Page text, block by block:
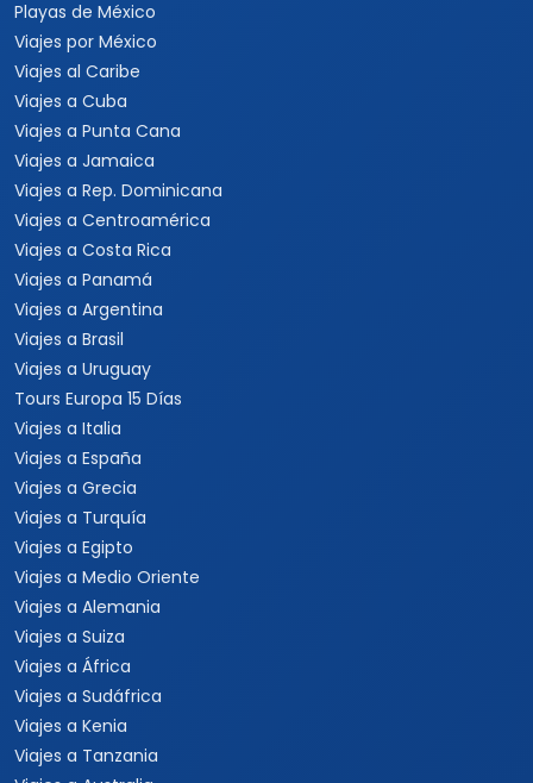
Playas de México
Viajes por México
Viajes al Caribe
Viajes a Cuba
Viajes a Punta Cana
Viajes a Jamaica
Viajes a Rep. Dominicana
Viajes a Centroamérica
Viajes a Costa Rica
Viajes a Panamá
Viajes a Argentina
Viajes a Brasil
Viajes a Uruguay
Tours Europa 15 Días
Viajes a Italia
Viajes a España
Viajes a Grecia
Viajes a Turquía
Viajes a Egipto
Viajes a Medio Oriente
Viajes a Alemania
Viajes a Suiza
Viajes a África
Viajes a Sudáfrica
Viajes a Kenia
Viajes a Tanzania